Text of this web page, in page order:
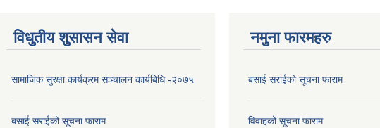
विधुतीय शुसासन सेवा
सामाजिक सुरक्षा कार्यक्रम सञ्चालन कार्यबिधि -२०७५
बसाई सराईको सूचना फाराम
नमुना फारमहरु
बसाई सराईको सूचना फाराम
विवाहको सूचना फाराम